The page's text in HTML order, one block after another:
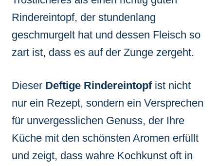
Rindereintopf, der stundenlang
geschmurgelt hat und dessen Fleisch so
zart ist, dass es auf der Zunge zergeht.
Dieser Deftige Rindereintopfist nicht
nur ein Rezept, sondern ein Versprechen
für unvergesslichen Genuss, der Ihre
Küche mit den schönsten Aromen erfüllt
und zeigt, dass wahre Kochkunst oft in